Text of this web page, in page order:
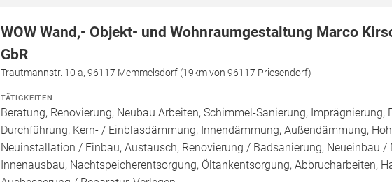
WOW Wand,- Objekt- und Wohnraumgestaltung Marco
GbR
Trautmannstr. 10 a, 96117 Memmelsdorf (19km von 96117 Priesendorf)
TÄTIGKEITEN
Beratung, Renovierung, Neubau Arbeiten, Schimmel-Sanierung, Imprägnierung,
Durchführung, Kern- / Einblasdämmung, Innendämmung, Außendämmung,
Neuinstallation / Einbau, Austausch, Renovierung / Badsanierung, Neueinbau
Innenausbau, Nachtspeicherentsorgung, Öltankentsorgung, Abbrucharbeiten,